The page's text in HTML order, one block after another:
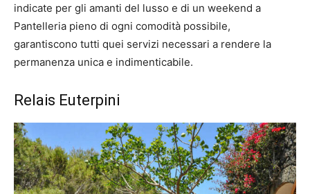
indicate per gli amanti del lusso e di un weekend a
Pantelleria pieno di ogni comodità possibile,
garantiscono tutti quei servizi necessari a rendere la
permanenza unica e indimenticabile.
Relais Euterpini